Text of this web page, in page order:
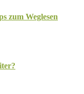
zum Weglesen